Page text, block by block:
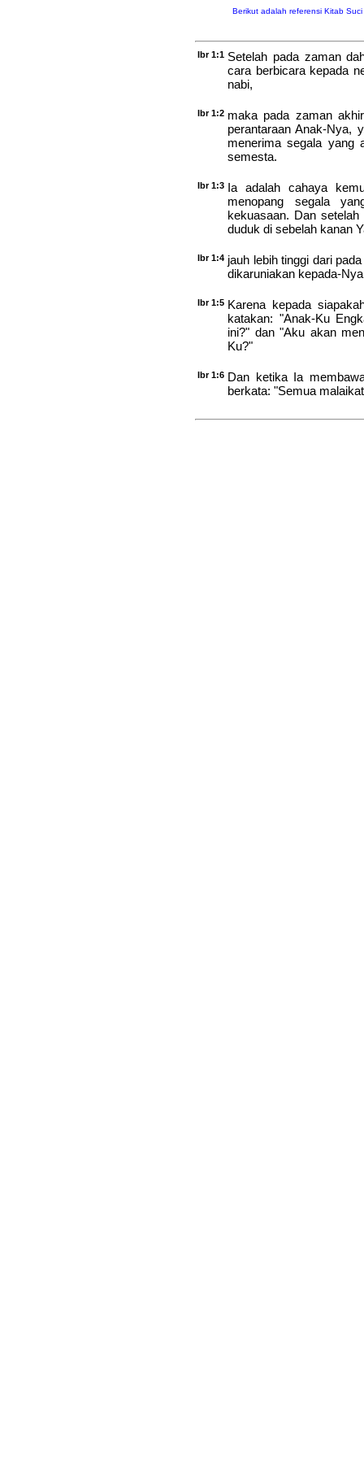
Berikut adalah referensi Kitab
Ibr 1:1 Setelah pada zaman
cara berbicara kepada
nabi,
Ibr 1:2 maka pada zaman
perantaraan Anak-Nya,
menerima segala yang
semesta.
Ibr 1:3 Ia adalah cahaya
menopang segala
kekuasaan. Dan
duduk di sebelah kanan
Ibr 1:4 jauh lebih tinggi dari
dikaruniakan kepada-
Ibr 1:5 Karena kepada
katakan: "Anak-Ku
ini?" dan "Aku akan
Ku?"
Ibr 1:6 Dan ketika Ia
berkata: "Semua